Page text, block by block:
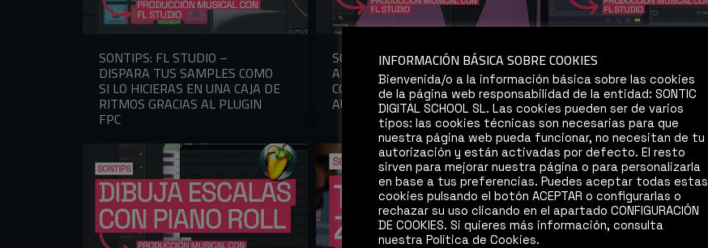
SONTIPS: FL STUDIO –
DISPARA TUS SAMPLES COMO
SI LO HICIERAS EN UNA CAJA DE
RITMOS GRACIAS AL PLUGIN
FPC
SONTIPS: FL STUDIO –
APRENDE A MANEJAR
CORRECTAMENTE LAS
AUTOMATIZACIONES
SONTIPS: FL STUDIO –
APRENDE A UTILIZAR LOS
CONTROLLERS
INFORMACIÓN BÁSICA SOBRE COOKIES
Bienvenida/o a la información básica sobre las cookies
de la página web responsabilidad de la entidad: SONTIC
DIGITAL SCHOOL SL. Las cookies pueden ser de varios
tipos: las cookies técnicas son necesarias para que
nuestra página web pueda funcionar, no necesitan de tu
autorización y están activadas por defecto. El resto
sirven para mejorar nuestra página o para personalizarla
en base a tus preferencias. Puedes aceptar todas estas
cookies pulsando el botón ACEPTAR o configurarlas o
rechazar su uso clicando en el apartado CONFIGURACIÓN
DE COOKIES. Si quieres más información, consulta
nuestra Política de Cookies.